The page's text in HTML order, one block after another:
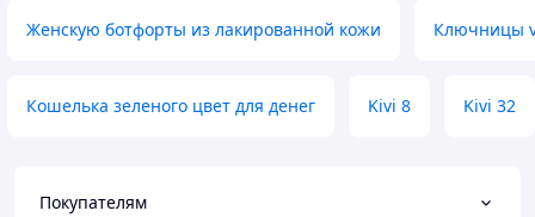
Женскую ботфорты из лакированной кожи Ключницы
Кошелька зеленого цвет для денег Kivi 8 Kivi 32
Покупателям